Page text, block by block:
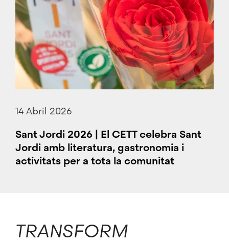
14 Abril 2026
Sant Jordi 2026 | El CETT celebra Sant
Jordi amb literatura, gastronomia i
activitats per a tota la comunitat
TRANSFORM